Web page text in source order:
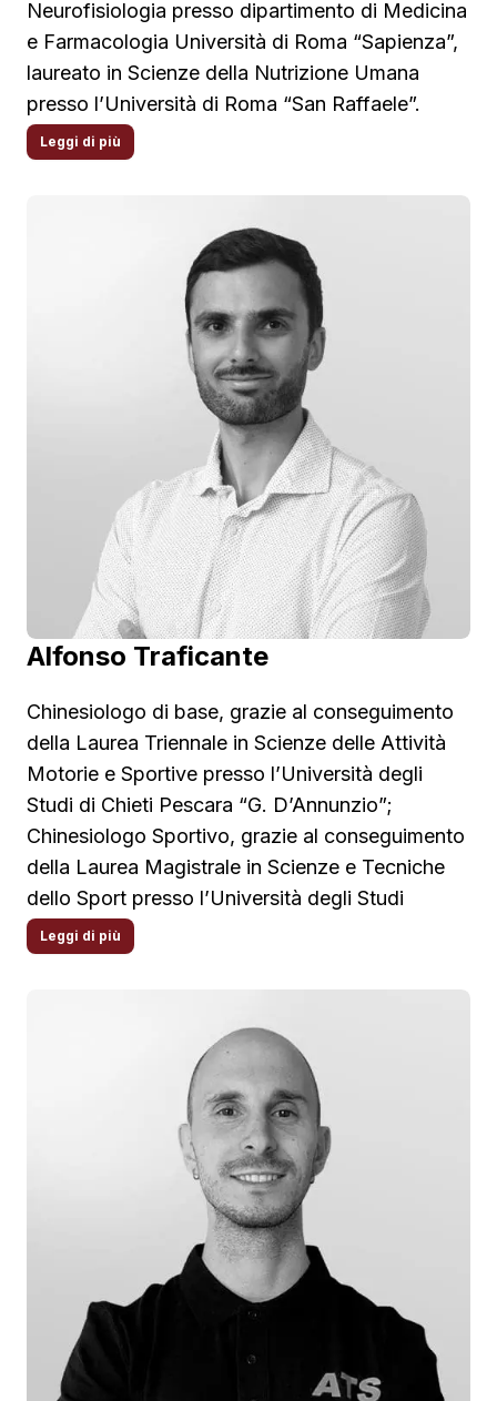
Neurofisiologia presso dipartimento di Medicina
e Farmacologia Università di Roma “Sapienza”,
laureato in Scienze della Nutrizione Umana
presso l’Università di Roma “San Raffaele”.
Cultore della materia in Fisiologia Umana e
dell’Esercizio Fisico presso l’Università degli
Leggi di più
Alfonso Traficante
Chinesiologo di base, grazie al conseguimento
della Laurea Triennale in Scienze delle Attività
Motorie e Sportive presso l’Università degli
Studi di Chieti Pescara “G. D’Annunzio”;
Chinesiologo Sportivo, grazie al conseguimento
della Laurea Magistrale in Scienze e Tecniche
dello Sport presso l’Università degli Studi
dell’Aquila; Master 1° Livello in Posturologia
presso l’Università Telematica Pegaso;
Proprietario del “Centro Chinesiologico
Metamorfosi – Postura e Movimento". Libero
professionista nel settore delle Scienze Motorie;
Docente presso Scuola di formazione ed
aggiornamento del personale
dell’Amministrazione Penitenziaria.
Leggi di più